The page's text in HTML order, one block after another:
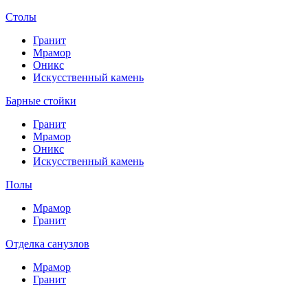
Столы
Гранит
Мрамор
Оникс
Искусственный камень
Барные стойки
Гранит
Мрамор
Оникс
Искусственный камень
Полы
Мрамор
Гранит
Отделка санузлов
Мрамор
Гранит